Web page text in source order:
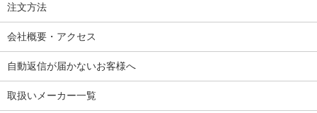
注文方法
会社概要・アクセス
自動返信が届かないお客様へ
取扱いメーカー一覧